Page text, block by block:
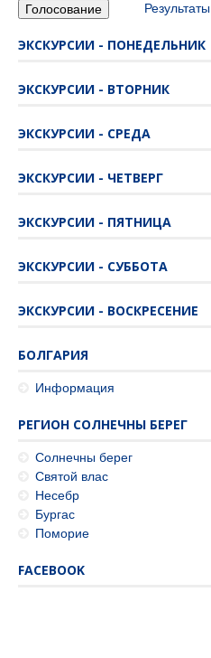
Результаты
ЭКСКУРСИИ - ПОНЕДЕЛЬНИК
ЭКСКУРСИИ - ВТОРНИК
ЭКСКУРСИИ - СРЕДА
ЭКСКУРСИИ - ЧЕТВЕРГ
ЭКСКУРСИИ - ПЯТНИЦА
ЭКСКУРСИИ - СУББОТА
ЭКСКУРСИИ - ВОСКРЕСЕНИЕ
БОЛГАРИЯ
Информация
РЕГИОН СОЛНЕЧНЫ БЕРЕГ
Солнечны берег
Святой влас
Несебр
Бургас
Поморие
FACEBOOK